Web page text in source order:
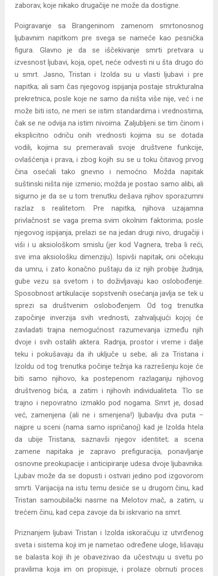
zaborav, koje nikako drugačije ne može da dostigne.
Poigravanje sa Brangeninom zamenom smrtonosnog
ljubavnim napitkom pre svega se nameće kao pesnička
figura. Glavno je da se iščekivanje smrti pretvara u
izvesnost ljubavi, koja, opet, neće odvesti ni u šta drugo do
u smrt. Jasno, Tristan i Izolda su u vlasti ljubavi i pre
napitka; ali sam čas njegovog ispijanja postaje strukturalna
prekretnica, posle koje ne samo da ništa više nije, već i ne
može biti isto, ne meri se istim standardima i vrednostima,
čak se ne odvija na istim nivoima. Zaljubljeni se tim činom i
eksplicitno odriču onih vrednosti kojima su se dotada
vodili, kojima su premeravali svoje društvene funkcije,
ovlašćenja i prava, i zbog kojih su se u toku čitavog prvog
čina osećali tako gnevno i nemoćno. Možda napitak
suštinski ništa nije izmenio; možda je postao samo alibi, ali
sigurno je da se u tom trenutku dešava njihov sporazumni
razlaz s realitetom. Pre napitka, njihova uzajamna
privlačnost se vaga prema svim okolnim faktorima; posle
njegovog ispijanja, prelazi se na jedan drugi nivo, drugačiji i
viši i u aksiološkom smislu (jer kod Vagnera, treba li reći,
sve ima aksiološku dimenziju). Ispivši napitak, oni očekuju
da umru, i zato konačno puštaju da iz njih probije žudnja,
gube vezu sa svetom i to doživljavaju kao oslobođenje.
Sposobnost artikulacije sopstvenih osećanja javlja se tek u
sprezi sa društvenim oslobođenjem. Od tog trenutka
započinje inverzija svih vrednosti, zahvaljujući kojoj će
zavladati trajna nemogućnost razumevanja između njih
dvoje i svih ostalih aktera. Radnja, prostor i vreme i dalje
teku i pokušavaju da ih uključe u sebe; ali za Tristana i
Izoldu od tog trenutka počinje težnja ka razrešenju koje će
biti samo njihovo, ka postepenom razlaganju njihovog
društvenog bića, a zatim i njihovih individualiteta. Tlo se
trajno i nepovratno izmaklo pod nogama. Smrt je, dosad
već, zamenjena (ali ne i smenjena!) ljubavlju dva puta –
najpre u sceni (nama samo ispričanoj) kad je Izolda htela
da ubije Tristana, saznavši njegov identitet; a scena
zamene napitaka je zapravo prefiguracija, ponavljanje
osnovne preokupacije i anticipiranje udesa dvoje ljubavnika.
Ljubav može da se dopusti i ostvari jedino pod izgovorom
smrti. Varijacija na istu temu desiće se u drugom činu, kad
Tristan samoubilački nasrne na Melotov mač, a zatim, u
trećem činu, kad cepa zavoje da bi iskrvario na smrt.
Priznanjem ljubavi Tristan i Izolda iskoračuju iz utvrđenog
sveta i sistema koji im je nametao određene uloge, lišavaju
se balasta koji ih je obavezivao da učestvuju u svetu po
pravilima koja im on propisuje, i prolaze obrnuti proces